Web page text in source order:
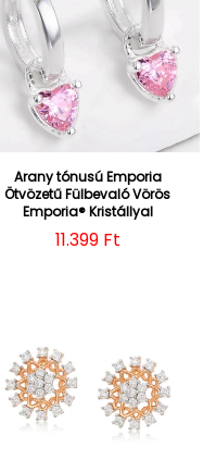
Arany tónusú Emporia
Ötvözetű Fülbevaló Vörös
Emporia® Kristállyal
Normál ár
11.399 Ft